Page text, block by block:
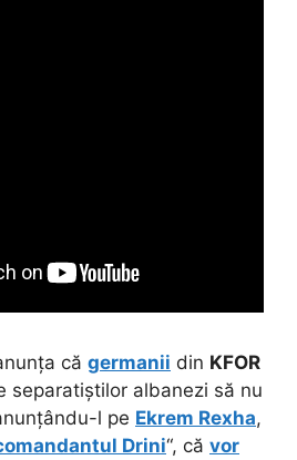
că germanii din KFOR
separatiștilor albanezi să nu
l pe Ekrem Rexha,
Drini“, că vor